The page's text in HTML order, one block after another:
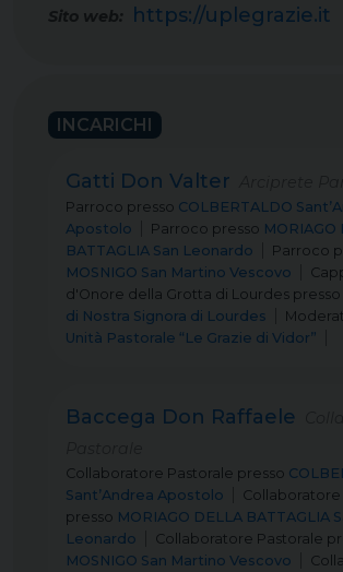
Sito web: https://uplegrazie.it
INCARICHI
Gatti Don Valter
Parroco presso COLBERTALDO
Apostolo
Parroco presso MORIAGO
BATTAGLIA San Leonardo
Parroco
MOSNIGO San Martino Vescovo
d'Onore della Grotta di Lourdes presso
di Nostra Signora di Lourdes
Unità Pastorale “Le Grazie di Vidor”
Baccega Don Raffaele
Collaboratore Pastorale presso
Sant’Andrea Apostolo
Collaboratore
presso MORIAGO DELLA BATTAGLIA
Leonardo
Collaboratore Pastorale
MOSNIGO San Martino Vescovo